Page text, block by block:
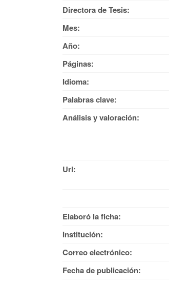
Directora de Tesis:
Mes:
Año:
Páginas:
Idioma:
Palabras clave:
Análisis y valoración:
Url:
Elaboró la ficha:
Institución:
Correo electrónico:
Fecha de publicación: